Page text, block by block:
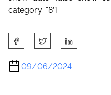
category=”8″]
h
a
r
09/06/2024